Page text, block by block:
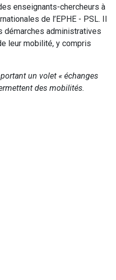
enseignants-chercheurs à
de l’EPHE - PSL. Il
démarches administratives
leur mobilité, y compris
un volet « échanges
des mobilités.